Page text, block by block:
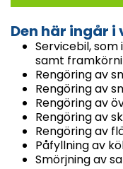
Den här ingår
Servicebil,
samt
Rengöring av
Rengöring av
Rengöring av
Rengöring av
Rengöring av
Påfyllning av
Smörjning av